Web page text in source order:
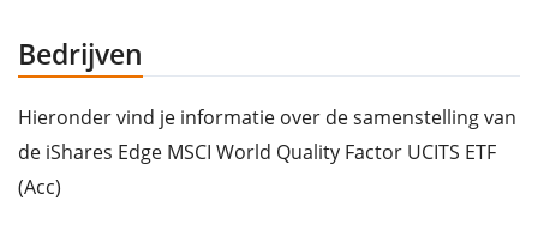
Bedrijven
Hieronder vind je informatie over de samenstelling van
de iShares Edge MSCI World Quality Factor UCITS ETF
(Acc)